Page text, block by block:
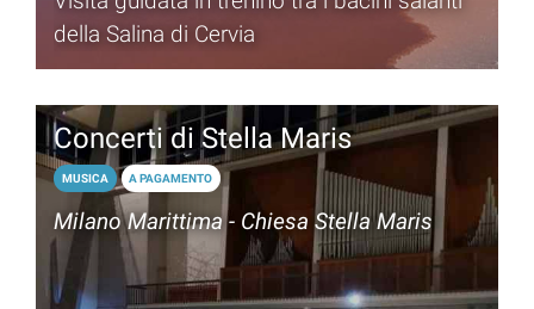
della Salina di Cervia
Concerti di Stella Maris
MUSICA A PAGAMENTO
Milano Marittima - Chiesa Stella Maris